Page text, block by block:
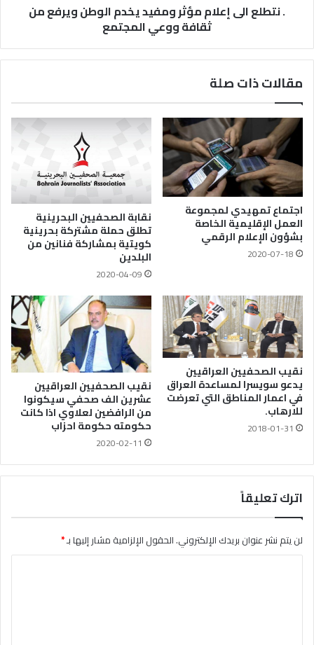
. نتطلع الى إعلام مؤثر ومفيد يخدم الوطن ويرفع من
ثقافة ووعي المجتمع
مقالات ذات صلة
اجتماع تمهيدي لمجموعة
العمل الإقليمية الخاصة
بشؤون الإعلام الرقمي
2020-07-18
نقابة الصحفيين البحرينية
تطلق حملة مشتركة بحرينية
كويتية بمشاركة فنانين من
البلدين
2020-04-09
نقيب الصحفيين العراقيين
يدعو سويسرا لمساعدة العراق
في اعمار المناطق التي تعرضت
للارهاب.
2018-01-31
نقيب الصحفيين العراقيين
عشرين الف صحفي سيكونوا
من الرافضين لعلاوي اذا كانت
حكومته حكومة احزاب
2020-02-11
اترك تعليقاً
لن يتم نشر عنوان بريدك الإلكتروني.الحقول الإلزامية مشار إليها بـ*